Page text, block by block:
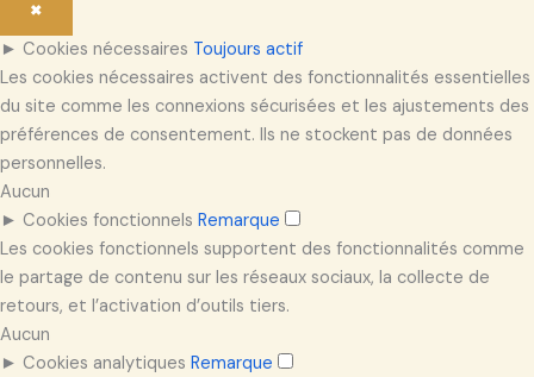
✖
► Cookies nécessaires Toujours actif
Les cookies nécessaires activent des fonctionnalités essentielles
du site comme les connexions sécurisées et les ajustements des
préférences de consentement. Ils ne stockent pas de données
personnelles.
Aucun
► Cookies fonctionnels Remarque
Les cookies fonctionnels supportent des fonctionnalités comme
le partage de contenu sur les réseaux sociaux, la collecte de
retours, et l’activation d’outils tiers.
Aucun
► Cookies analytiques Remarque